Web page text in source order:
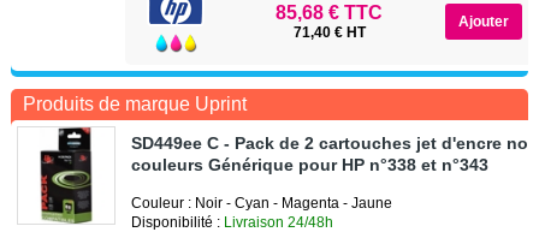
85,68 € TTC
71,40 € HT
Produits de marque Uprint
SD449ee C - Pack de 2 cartouches jet d'encre
couleurs Générique pour HP n°338 et n°343
Couleur : Noir - Cyan - Magenta - Jaune
Disponibilité : Livraison 24/48h